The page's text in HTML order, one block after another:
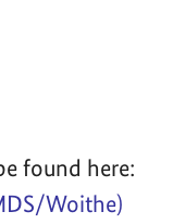
found here:
Woithe)